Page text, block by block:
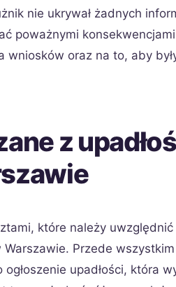
nie ukrywał żadnych
poważnymi
wniosków oraz na to, aby
z
które należy uwzględnić
Przede wszystkim
upadłości, która